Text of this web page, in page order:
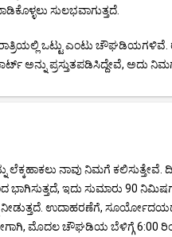
ಸುಲಭವಾಗುತ್ತದೆ.
ಒಟ್ಟು ಎಂಟು ಚೌಘಡಿಯಗಳಿವೆ.
ಅನ್ನು ಪ್ರಸ್ತುತಪಡಿಸಿದ್ದೇವೆ, ಅದು
ನಾವು ನಿಮಗೆ
ಇದು ಸುಮಾರು 90
ಉದಾಹರಣೆಗೆ,
ಮೊದಲ ಚೌಘಡಿಯ ಬೆಳಿಗ್ಗೆ 6:00 ರಿಂದ